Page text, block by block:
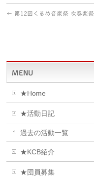
← 第12回くるめ音楽祭 吹奏楽祭
MENU
★Home
★活動日記
過去の活動一覧
★KCB紹介
★団員募集